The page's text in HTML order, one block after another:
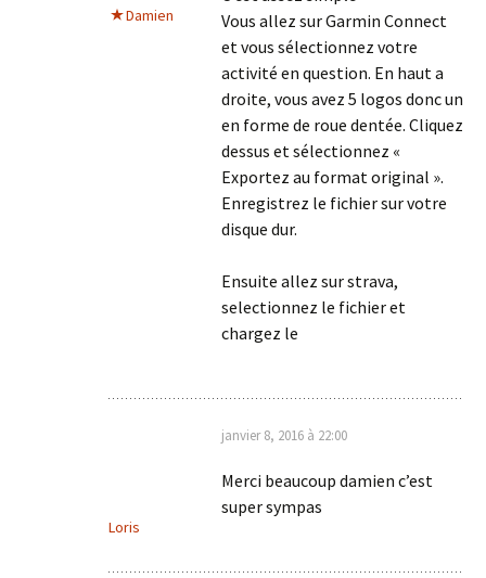
Damien
Vous allez sur Garmin Connect
et vous sélectionnez votre
activité en question. En haut a
droite, vous avez 5 logos donc un
en forme de roue dentée. Cliquez
dessus et sélectionnez «
Exportez au format original ».
Enregistrez le fichier sur votre
disque dur.
Ensuite allez sur strava,
selectionnez le fichier et
chargez le
Loris
janvier 8, 2016 à 22:00
Merci beaucoup damien c’est
super sympas